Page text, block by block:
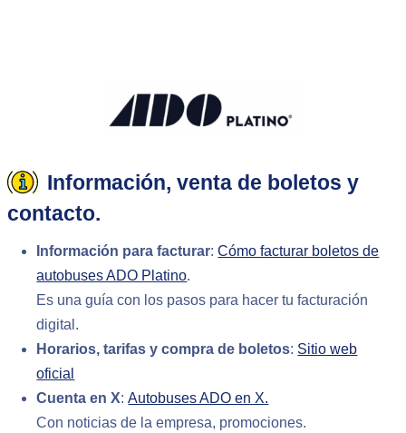
Información, venta de boletos y
contacto.
Información para facturar:Cómo facturar boletos de
autobuses ADO Platino.
Es una guía con los pasos para hacer tu facturación
digital.
Horarios, tarifas y compra de boletos: Sitio web
oficial
Cuenta en X:Autobuses ADO en X.
Con noticias de la empresa, promociones.